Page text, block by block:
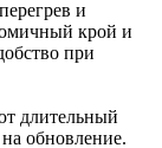
и
крой и
при
длительный
обновление.